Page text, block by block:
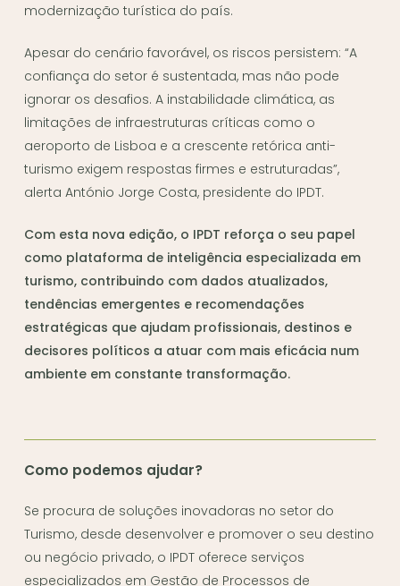
modernização turística do país.
Apesar do cenário favorável, os riscos persistem: “A
confiança do setor é sustentada, mas não pode
ignorar os desafios. A instabilidade climática, as
limitações de infraestruturas críticas como o
aeroporto de Lisboa e a crescente retórica anti-
turismo exigem respostas firmes e estruturadas”,
alerta António Jorge Costa, presidente do IPDT.
Com esta nova edição, o IPDT reforça o seu papel
como plataforma de inteligência especializada em
turismo, contribuindo com dados atualizados,
tendências emergentes e recomendações
estratégicas que ajudam profissionais, destinos e
decisores políticos a atuar com mais eficácia num
ambiente em constante transformação.
Como podemos ajudar?
Se procura de soluções inovadoras no setor do
Turismo, desde desenvolver e promover o seu destino
ou negócio privado, o IPDT oferece serviços
especializados em Gestão de Processos de